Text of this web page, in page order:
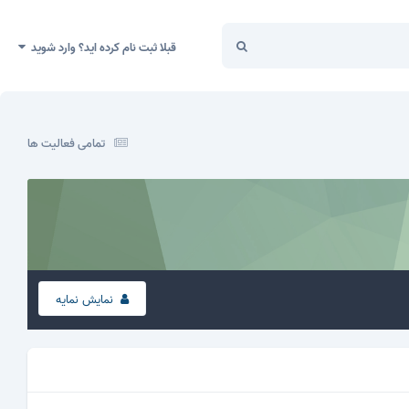
قبلا ثبت نام کرده اید؟ وارد شوید
تمامی فعالیت ها
نمایش نمایه